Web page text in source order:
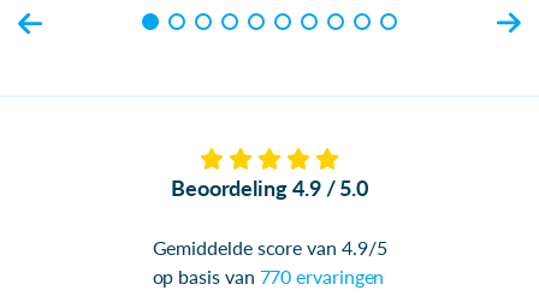
Beoordeling 4.9 / 5.0
Gemiddelde score van 4.9/5
op basis van 770 ervaringen